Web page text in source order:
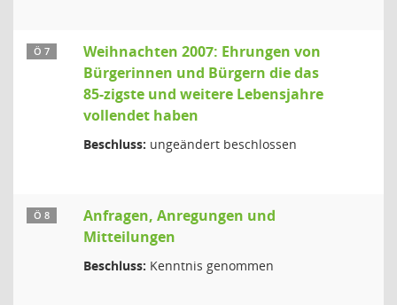
Ö 7
Weihnachten 2007: Ehrungen von
Bürgerinnen und Bürgern die das
85-zigste und weitere Lebensjahre
vollendet haben
Beschluss: ungeändert beschlossen
Ö 8
Anfragen, Anregungen und
Mitteilungen
Beschluss: Kenntnis genommen